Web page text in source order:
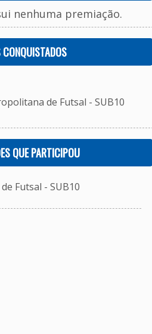
nenhuma premiação.
de Futsal - SUB10
QUE PARTICIPOU
Futsal - SUB10